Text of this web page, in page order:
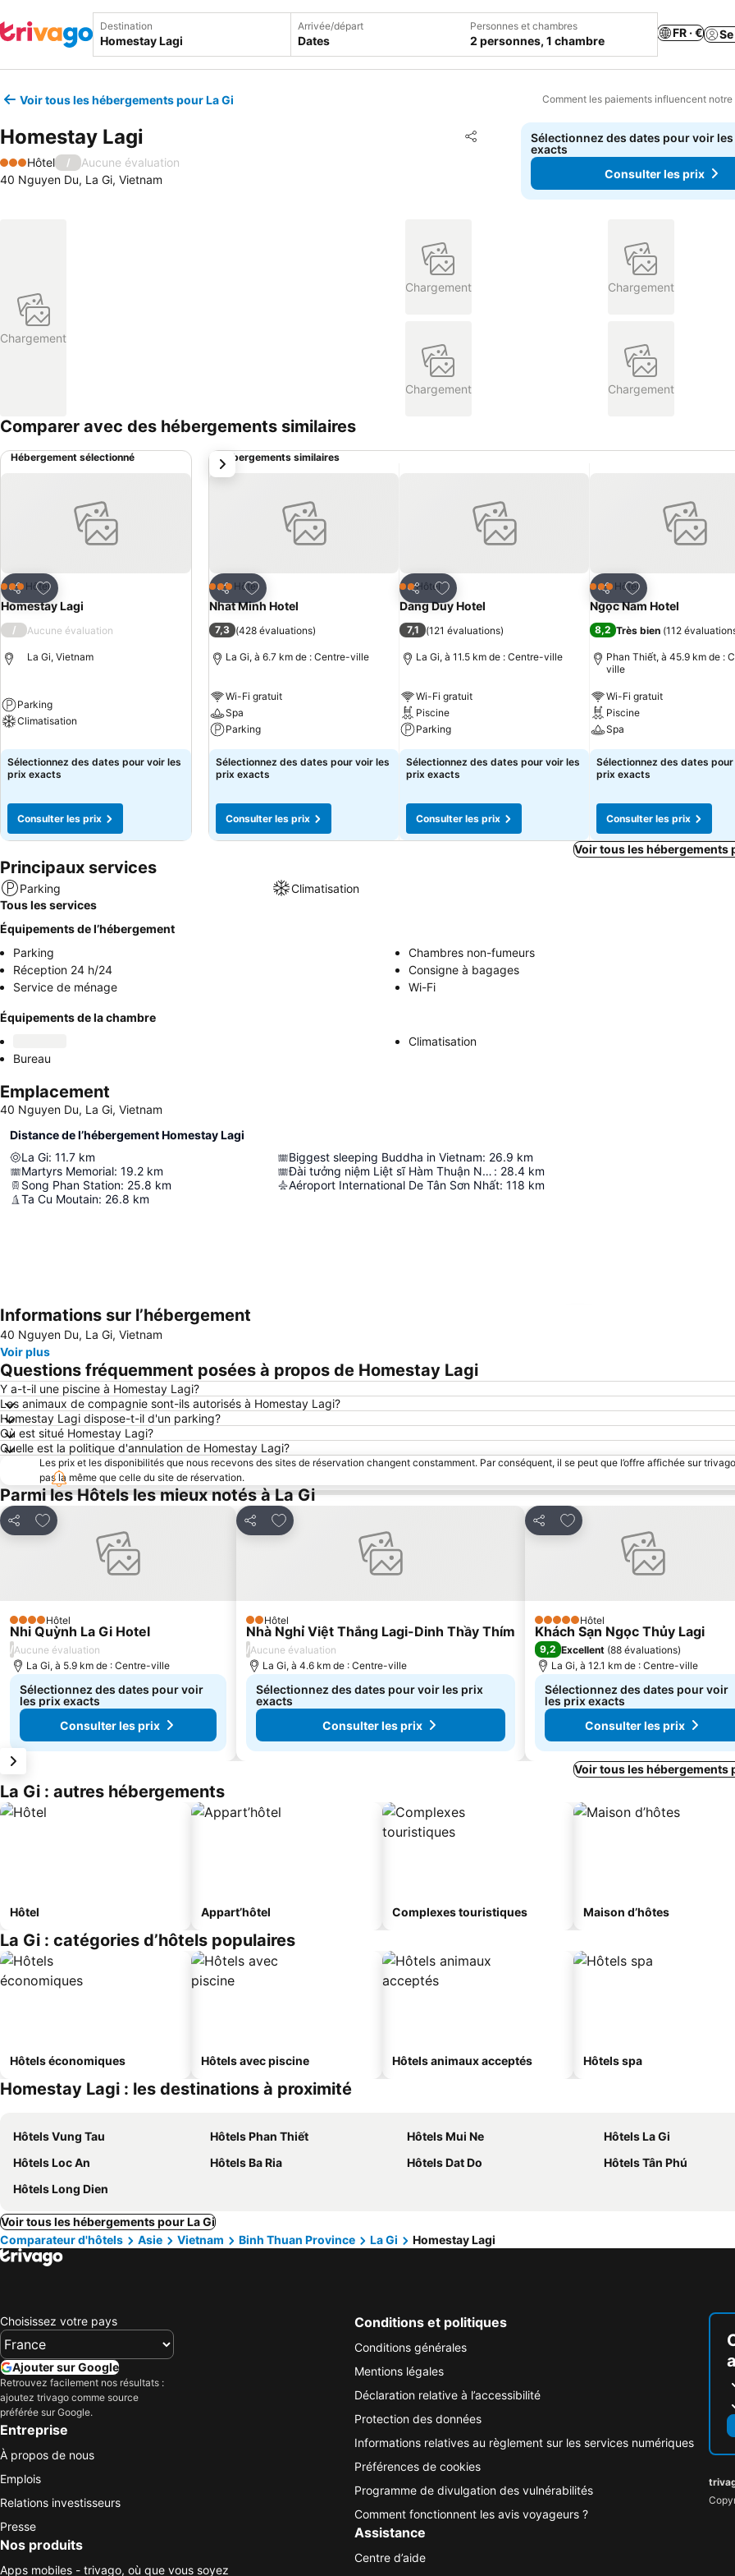
Destination Arrivée/départ
Dates
Personnes et chambres
2 personnes, 1 chambre
FR · €
Voir tous les hébergements pour La Gi Comment les paiements influencent
Homestay Lagi Partager
Ajouter à mes favoris
3 Étoiles
Hôtel /
Aucune évaluation
40 Nguyen Du, La Gi, Vietnam
Sélectionnez des dates pour voir
exacts
Consulter les prix
Chargement
Chargement Chargement
Chargement Chargement
Comparer avec des hébergements similaires
Hébergement sélectionné
Partager
Ajouter à mes favoris
3 ÉtoilesHôtel
Homestay Lagi
/ Aucune évaluation
La Gi, Vietnam
Parking
Climatisation
Sélectionnez des dates pour voir les
prix exacts
Consulter les prix
Hébergements similaires
Partager
Ajouter à mes favoris
3 ÉtoilesHôtel
Nhat Minh Hotel
7,3 (428 évaluations)
La Gi, à 6.7 km de : Centre-ville
Wi-Fi gratuit
Spa
Parking
Sélectionnez des dates pour voir les
prix exacts
Consulter les prix
Partager
Ajouter à mes favoris
2 Étoiles
Hôtel
Dang Duy Hotel
7,1 (121 évaluations)
La Gi, à 11.5 km de : Centre-ville
Wi-Fi gratuit
Piscine
Parking
Sélectionnez des dates pour voir les
prix exacts
Consulter les prix
Partager
Ajouter à mes
3 ÉtoilesHôtel
Ngọc Nam Hotel
8,2 Très bien (112
Phan Thiết, à 45.9 km de :
ville
Wi-Fi gratuit
Piscine
Spa
Sélectionnez des dates pour
prix exacts
Consulter les prix
suivant
Voir tous les hébergements
Principaux services
Parking
Climatisation
Tous les services
Équipements de l’hébergement
Parking
Chambres non-fumeurs
Réception 24 h/24
Consigne à bagages
Service de ménage
Wi-Fi
Équipements de la chambre
Climatisation
Bureau
Emplacement
40 Nguyen Du, La Gi, Vietnam
Distance de l’hébergement Homestay Lagi
La Gi: 11.7 km
Martyrs Memorial: 19.2 km
Song Phan Station: 25.8 km
Ta Cu Moutain: 26.8 km
Biggest sleeping Buddha in Vietnam: 26.9 km
Đài tưởng niệm Liệt sĩ Hàm Thuận Nam : 28.4 km
Aéroport International De Tân Sơn Nhất: 118 km
Informations sur l’hébergement
40 Nguyen Du, La Gi, Vietnam
Voir plus
Questions fréquemment posées à propos de Homestay Lagi
Y a-t-il une piscine à Homestay Lagi?
Les animaux de compagnie sont-ils autorisés à Homestay Lagi?
Homestay Lagi dispose-t-il d'un parking?
Où est situé Homestay Lagi?
Quelle est la politique d'annulation de Homestay Lagi?
Les prix et les disponibilités que nous recevons des sites de réservation changent constamment. Par conséquent, il se peut que l’offre affichée sur
pas la même que celle du site de réservation.
Parmi les Hôtels les mieux notés à La Gi
Partager
Ajouter à mes favoris
4 ÉtoilesHôtel
Nhi Quỳnh La Gi Hotel
/Aucune évaluation
La Gi, à 5.9 km de : Centre-ville
Sélectionnez des dates pour voir
les prix exacts
Consulter les prix
Partager
Ajouter à mes favoris
2 Étoiles
Hôtel
Nhà Nghỉ Việt Thắng Lagi-Dinh Thầy Thím
/Aucune évaluation
La Gi, à 4.6 km de : Centre-ville
Sélectionnez des dates pour voir les prix
exacts
Consulter les prix
Partager
Ajouter à mes favoris
5 ÉtoilesHôtel
Khách Sạn Ngọc Thủy Lagi
9,2 Excellent (88 évaluations)
La Gi, à 12.1 km de : Centre-ville
Sélectionnez des dates pour voir
les prix exacts
Consulter les prix
Voir tous les hébergements
La Gi : autres hébergements
Hôtel Appart’hôtel Complexes touristiques Maison d’hôtes
La Gi : catégories d’hôtels populaires
Hôtels économiques Hôtels avec piscine Hôtels animaux acceptés Hôtels spa
Homestay Lagi : les destinations à proximité
Hôtels Vung Tau Hôtels Phan Thiết Hôtels Mui Ne
Hôtels La Gi
Hôtels Loc An
Hôtels Ba Ria Hôtels Dat Do
Hôtels Tân Phú
Hôtels Long Dien
Voir tous les hébergements pour La Gi
Comparateur d'hôtels
Asie Vietnam Binh Thuan Province La Gi Homestay Lagi
Choisissez votre pays
Ajouter sur Google
Retrouvez facilement nos résultats :
ajoutez trivago comme source
préférée sur Google.
Entreprise
À propos de nous
Emplois
Relations investisseurs
Presse
Nos produits
Apps mobiles - trivago, où que vous soyez
Conditions et politiques
Conditions générales
Mentions légales
Déclaration relative à l’accessibilité
Protection des données
Informations relatives au règlement sur les services numériques
Préférences de cookies
Programme de divulgation des vulnérabilités
Comment fonctionnent les avis voyageurs ?
Assistance
Centre d’aide